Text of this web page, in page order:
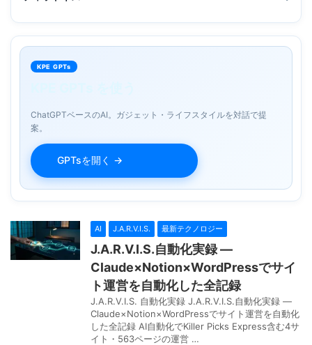
KPE GPTs
ChatGPTベースのAI。ガジェット・ライフスタイルを対話で提
案。
GPTsを開く →
AI J.A.R.V.I.S. 最新テクノロジー
J.A.R.V.I.S.自動化実録 —
Claude×Notion×WordPressでサイ
ト運営を自動化した全記録
J.A.R.V.I.S. 自動化実録 J.A.R.V.I.S.自動化実録 —
Claude×Notion×WordPressでサイト運営を自動化
した全記録 AI自動化でKiller Picks Express含む4サ
イト・563ページの運営 …